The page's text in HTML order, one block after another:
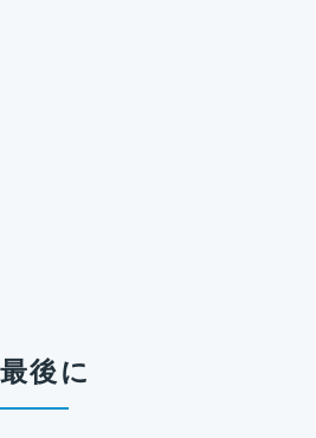
最後に